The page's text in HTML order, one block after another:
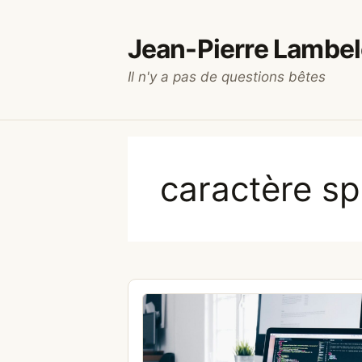
Jean-Pierre
Il n'y a pas de questions bêtes
caractère